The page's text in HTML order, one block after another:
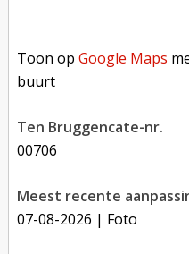
Toon opGoogle Maps
buurt
Ten Bruggencate-nr.
00706
Meest recente
07-08-2026 | Foto